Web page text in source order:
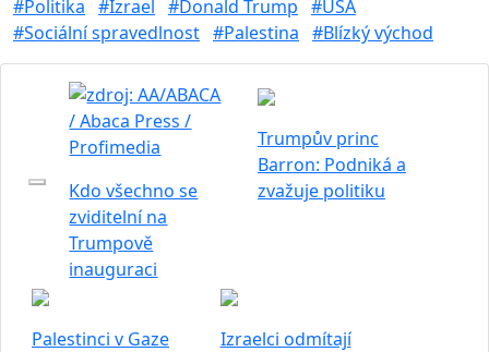
#Politika #Izrael #Donald Trump #USA
#Sociální spravedlnost #Palestina #Blízký východ
Kdo všechno se
zviditelní na
Trumpově
inauguraci
Trumpův princ
Barron: Podniká a
zvažuje politiku
Palestinci v Gaze
Izraelci odmítají